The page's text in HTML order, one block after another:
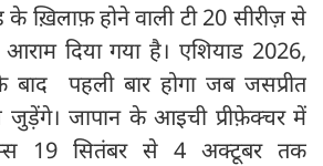
ख़िलाफ़ होने वाली टी 20 सीरीज़ से
आराम दिया गया है। एशियाड 2026,
पहली बार होगा जब जसप्रीत
जुड़ेंगे। जापान के आइची प्रीफ़ेक्चर में
19 सितंबर से 4 अक्टूबर तक